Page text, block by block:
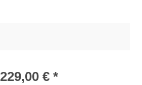
229,00 € *